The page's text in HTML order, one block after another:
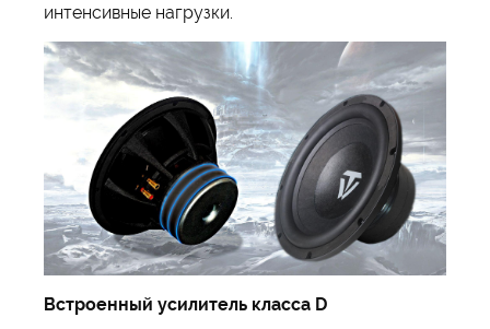
интенсивные нагрузки.
Встроенный усилитель класса D